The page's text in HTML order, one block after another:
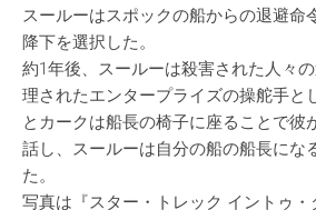
スールーはスポックの船からの退避命
降下を選択した。
約1年後、スールーは殺害された人々
理されたエンタープライズの操舵手と
とカークは船長の椅子に座ることで彼
話し、スールーは自分の船の船長にな
た。
写真は『スター・トレック イントゥ